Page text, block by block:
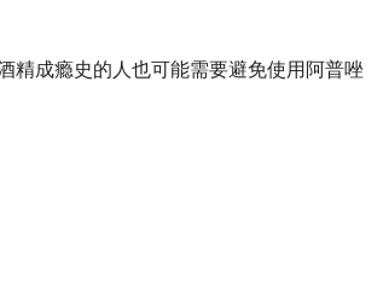
精成瘾史的人也可能需要避免使用阿普唑